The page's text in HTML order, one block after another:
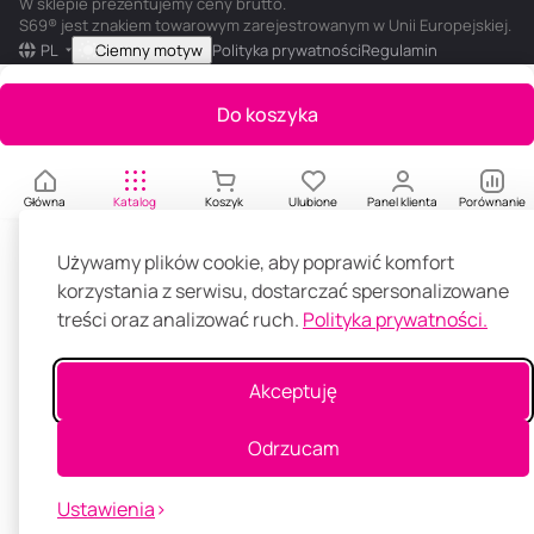
Używamy plików cookie, aby poprawić komfort
korzystania z serwisu, dostarczać spersonalizowane
treści oraz analizować ruch. Polityka prywatności.
Akceptuję
Odrzucam
Ustawienia
Do koszyka
Główna Katalog Koszyk Ulubione Panel klienta Porównanie
S69® jest znakiem towarowym zarejestrowanym w Unii Europejskiej.
PL
Ciemny motyw Polityka prywatnościRegulamin